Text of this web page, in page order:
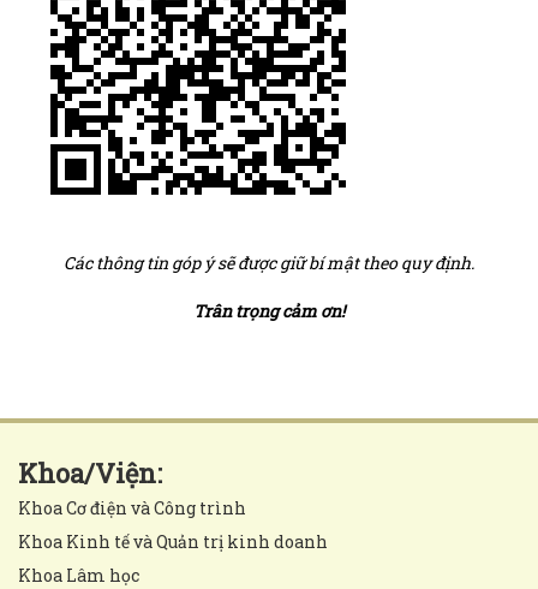
Các thông tin góp ý sẽ được giữ bí mật theo quy định.
Trân trọng cảm ơn!
Khoa/Viện:
Khoa Cơ điện và Công trình
Khoa Kinh tế và Quản trị kinh doanh
Khoa Lâm học